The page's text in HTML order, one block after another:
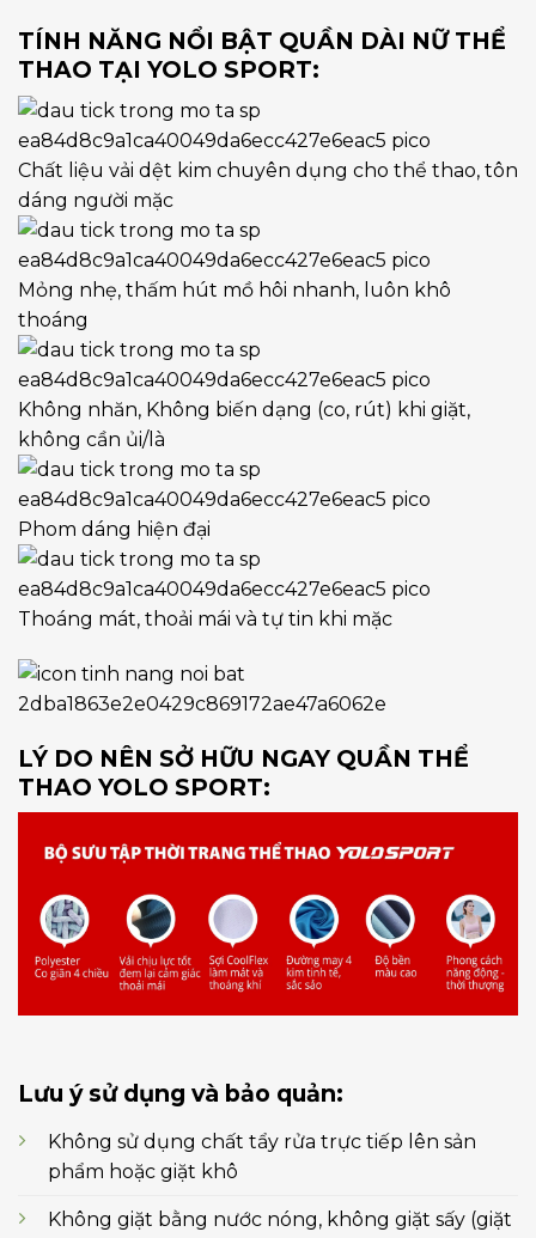
TÍNH NĂNG NỔI BẬT QUẦN DÀI NỮ THỂ
THAO TẠI YOLO SPORT:
Chất liệu vải dệt kim chuyên dụng cho thể thao, tôn
dáng người mặc
Mỏng nhẹ, thấm hút mồ hôi nhanh, luôn khô
thoáng
Không nhăn, Không biến dạng (co, rút) khi giặt,
không cần ủi/là
Phom dáng hiện đại
Thoáng mát, thoải mái và tự tin khi mặc
LÝ DO NÊN SỞ HỮU NGAY QUẦN THỂ
THAO YOLO SPORT:
Lưu ý sử dụng và bảo quản:
Không sử dụng chất tẩy rửa trực tiếp lên sản
phẩm hoặc giặt khô
Không giặt bằng nước nóng, không giặt sấy (giặt